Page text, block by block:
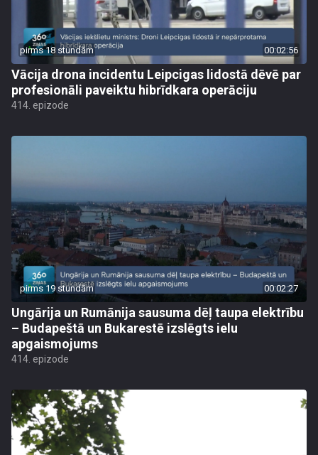
pirms 18 stundām 00:02:56
Vācija drona incidentu Leipcigas lidostā dēvē par
profesionāli paveiktu hibrīdkara operāciju
414. epizode
pirms 19 stundām 00:02:27
Ungārija un Rumānija sausuma dēļ taupa elektrību
– Budapeštā un Bukarestē izslēgts ielu
apgaismojums
414. epizode